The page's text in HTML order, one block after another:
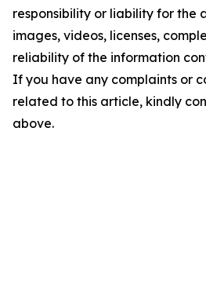
responsibility or liability for the
images, videos, licenses,
reliability of the information
If you have any complaints or
related to this article, kindly
above.